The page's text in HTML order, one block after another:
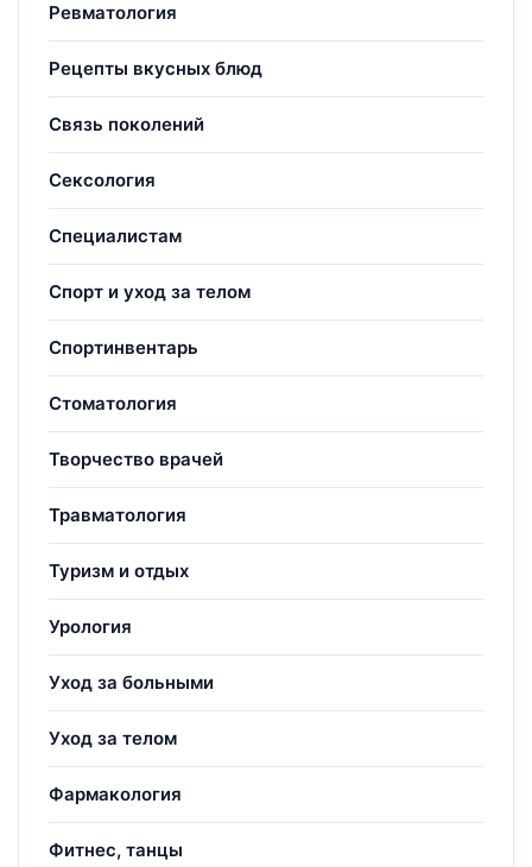
Ревматология
Рецепты вкусных блюд
Связь поколений
Сексология
Специалистам
Спорт и уход за телом
Спортинвентарь
Стоматология
Творчество врачей
Травматология
Туризм и отдых
Урология
Уход за больными
Уход за телом
Фармакология
Фитнес, танцы